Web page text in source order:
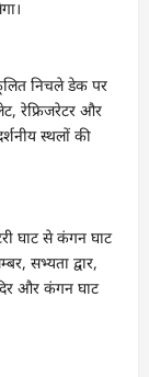
निचले डेक पर
रेफ्रिजरेटर और
स्थलों की
घाट से कंगन घाट
सभ्यता द्वार,
और कंगन घाट